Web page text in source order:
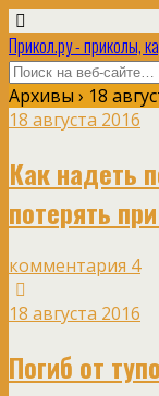
Прикол.ру - приколы,
Архивы › 18
18 августа 2016
Как надеть
потерять
комментария 4
18 августа 2016
Погиб от